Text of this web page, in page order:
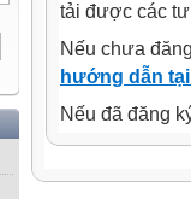
tải được các
Nếu chưa
hướng dẫn
Nếu đã đăng